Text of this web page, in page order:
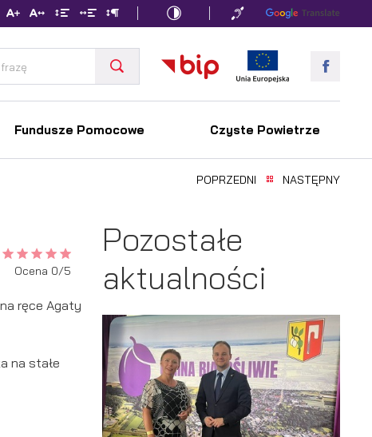
Fundusze Pomocowe Czyste Powietrze
POPRZEDNI NASTĘPNY
Ocena 0/5
ręce Agaty
na stałe
Pozostałe
aktualności